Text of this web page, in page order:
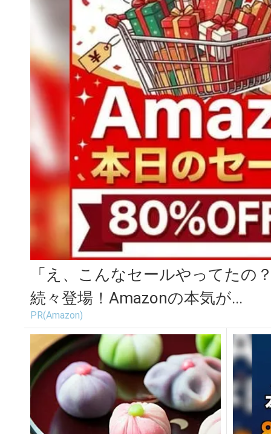
「え、こんなセールやってたの
続々登場！Amazonの本気が...
PR(Amazon)